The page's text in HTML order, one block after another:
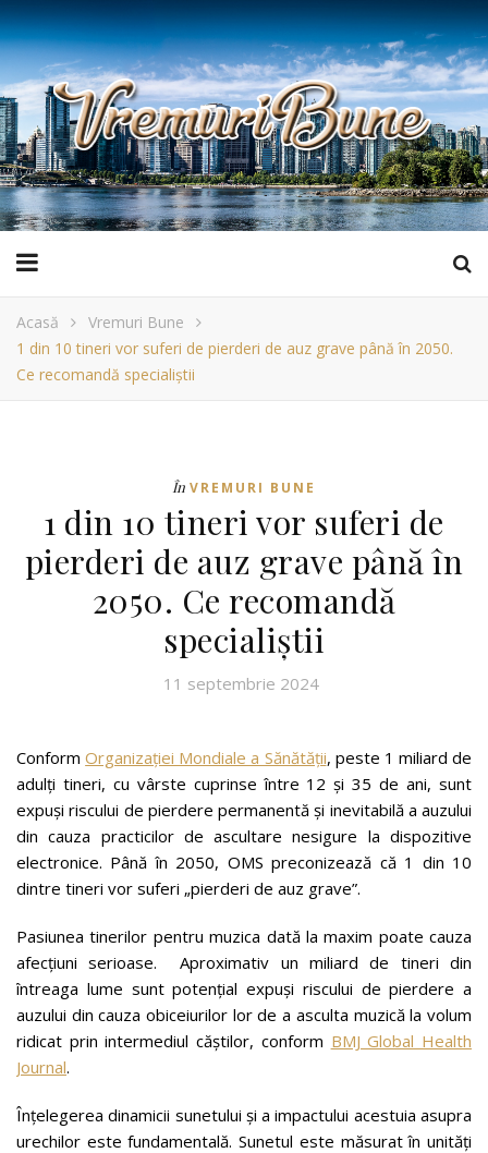
Acasă
Vremuri Bune
1 din 10 tineri vor suferi de pierderi de auz grave până în 2050.
Ce recomandă specialiștii
În VREMURI BUNE
1 din 10 tineri vor suferi de
pierderi de auz grave până în
2050. Ce recomandă
specialiștii
11 septembrie 2024
ConformOrganizației Mondiale a Sănătății, peste 1 miliard de
adulți tineri, cu vârste cuprinse între 12 și 35 de ani, sunt
expuși riscului de pierdere permanentă și inevitabilă a auzului
din cauza practicilor de ascultare nesigure la dispozitive
electronice. Până în 2050, OMS preconizează că 1 din 10
dintre tineri vor suferi „pierderi de auz grave”.
Pasiunea tinerilor pentru muzica dată la maxim poate cauza
afecțiuni serioase. Aproximativ un miliard de tineri din
întreaga lume sunt potențial expuși riscului de pierdere a
auzului din cauza obiceiurilor lor de a asculta muzică la volum
ridicat prin intermediul căștilor, conform BMJ Global Health
Journal.
Înțelegerea dinamicii sunetului și a impactului acestuia asupra
urechilor este fundamentală. Sunetul este măsurat în unități